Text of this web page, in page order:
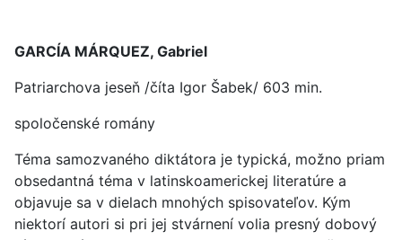
GARCÍA MÁRQUEZ, Gabriel
Patriarchova jeseň /číta Igor Šabek/ 603 min.
spoločenské romány
Téma samozvaného diktátora je typická, možno priam
obsedantná téma v latinskoamerickej literatúre a
objavuje sa v dielach mnohých spisovateľov. Kým
niektorí autori si pri jej stvárnení volia presný dobový